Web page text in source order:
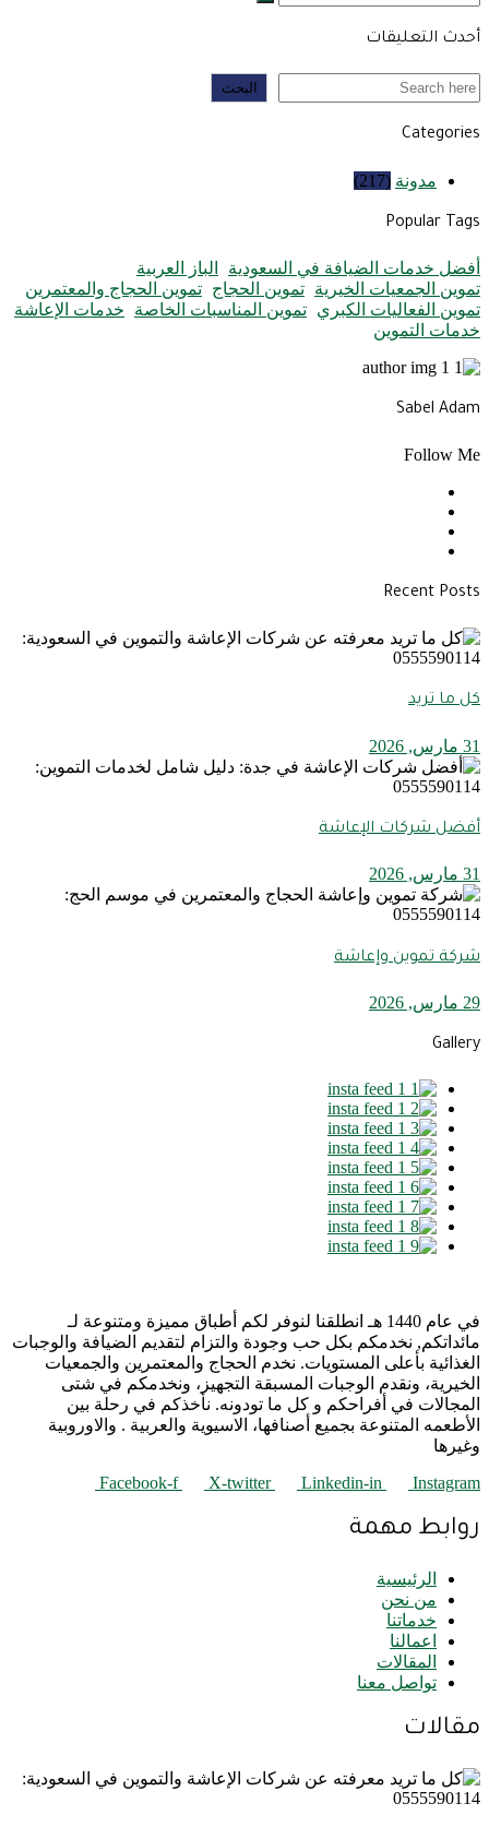
أحدث التعليقات
البحث البحث
Categories
مدونة (217)
Popular Tags
أفضل خدمات الضيافة في السعودية
الباز العربية
تموين الجمعيات الخيرية تموين الحجاج تموين الحجاج والمعتمرين
تموين الفعاليات الكبري تموين المناسبات الخاصة
خدمات الإعاشة
خدمات التموين
Sabel Adam
Follow Me
Recent Posts
كل ما تريد
31 مارس, 2026
أفضل شركات الإعاشة
31 مارس, 2026
شركة تموين وإعاشة
29 مارس, 2026
Gallery
في عام 1440 هـ انطلقنا لنوفر لكم أطباق مميزة ومتنوعة لـ
مائداتكم, نخدمكم بكل حب وجودة والتزام لتقديم الضيافة والوجبات
الغذائية بأعلى المستويات. نخدم الحجاج والمعتمرين والجمعيات
الخيرية، ونقدم الوجبات المسبقة التجهيز، ونخدمكم في شتى
المجالات في أفراحكم و كل ما تودونه. نأخذكم في رحلة بين
الأطعمه المتنوعة بجميع أصنافها، الاسيوية والعربية . والاوروبية
وغيرها
Facebook-f
X-twitter Linkedin-in Instagram
روابط مهمة
الرئيسية
من نحن
خدماتنا
اعمالنا
المقالات
تواصل معنا
مقالات